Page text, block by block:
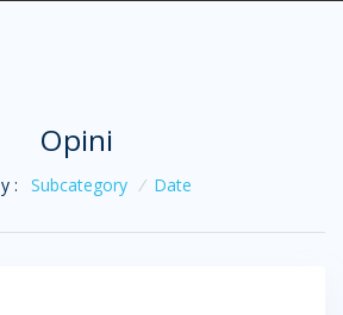
Opini
: Subcategory / Date